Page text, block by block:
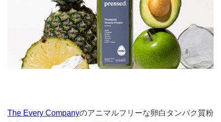
The Every Companyのアニマルフリーな卵白タンパク質粉